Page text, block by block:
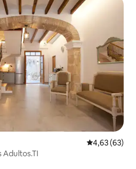
4,63 de uma
4,63 (63)
Adultos.TI